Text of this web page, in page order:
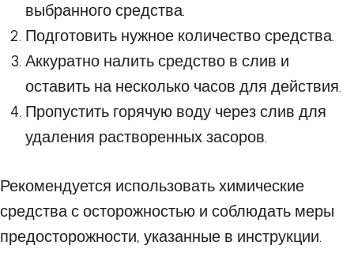
выбранного средства.
Подготовить нужное количество средства.
Аккуратно налить средство в слив и
оставить на несколько часов для действия.
Пропустить горячую воду через слив для
удаления растворенных засоров.
Рекомендуется использовать химические
средства с осторожностью и соблюдать меры
предосторожности, указанные в инструкции.